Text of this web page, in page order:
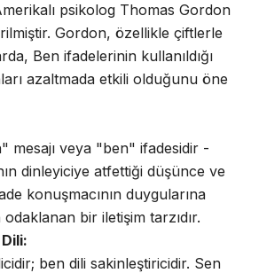
psikolog Thomas Gordon
. Gordon, özellikle çiftlerle
Ben ifadelerinin kullanıldığı
azaltmada etkili olduğunu öne
mesajı veya "ben" ifadesidir -
dinleyiciye atfettiği düşünce ve
konuşmacının duygularına
bir iletişim tarzıdır.
ben dili sakinleştiricidir. Sen